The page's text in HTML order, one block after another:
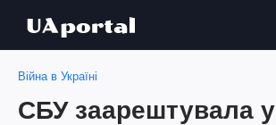
Війна в Україні
СБУ заарештувала у